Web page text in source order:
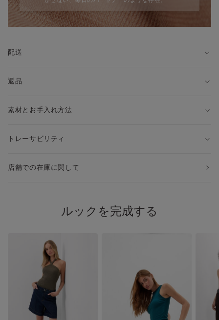
配送
返品
素材とお手入れ方法
トレーサビリティ
店舗での在庫に関して
ルックを完成する